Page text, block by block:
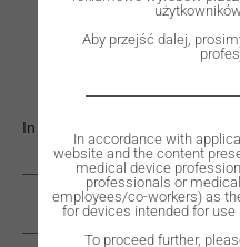
In stock
ADD TO CART
Aby przejść dalej,
In accordance with
website and the content
medical device
professionals or
employees/co-workers) as
for devices intended for use
To proceed further,